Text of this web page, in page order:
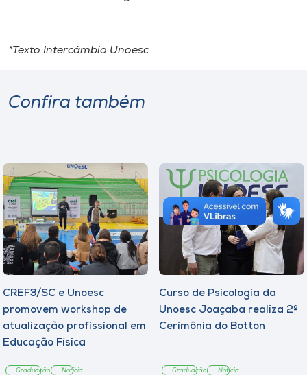
*Texto Intercâmbio Unoesc
Confira também
CREF3/SC e Unoesc
promovem workshop de
atualização profissional em
Educação Física
Graduação Notícia
Curso de Psicologia da
Unoesc Joaçaba realiza 2ª
Cerimônia do Botton
Graduação Notícia